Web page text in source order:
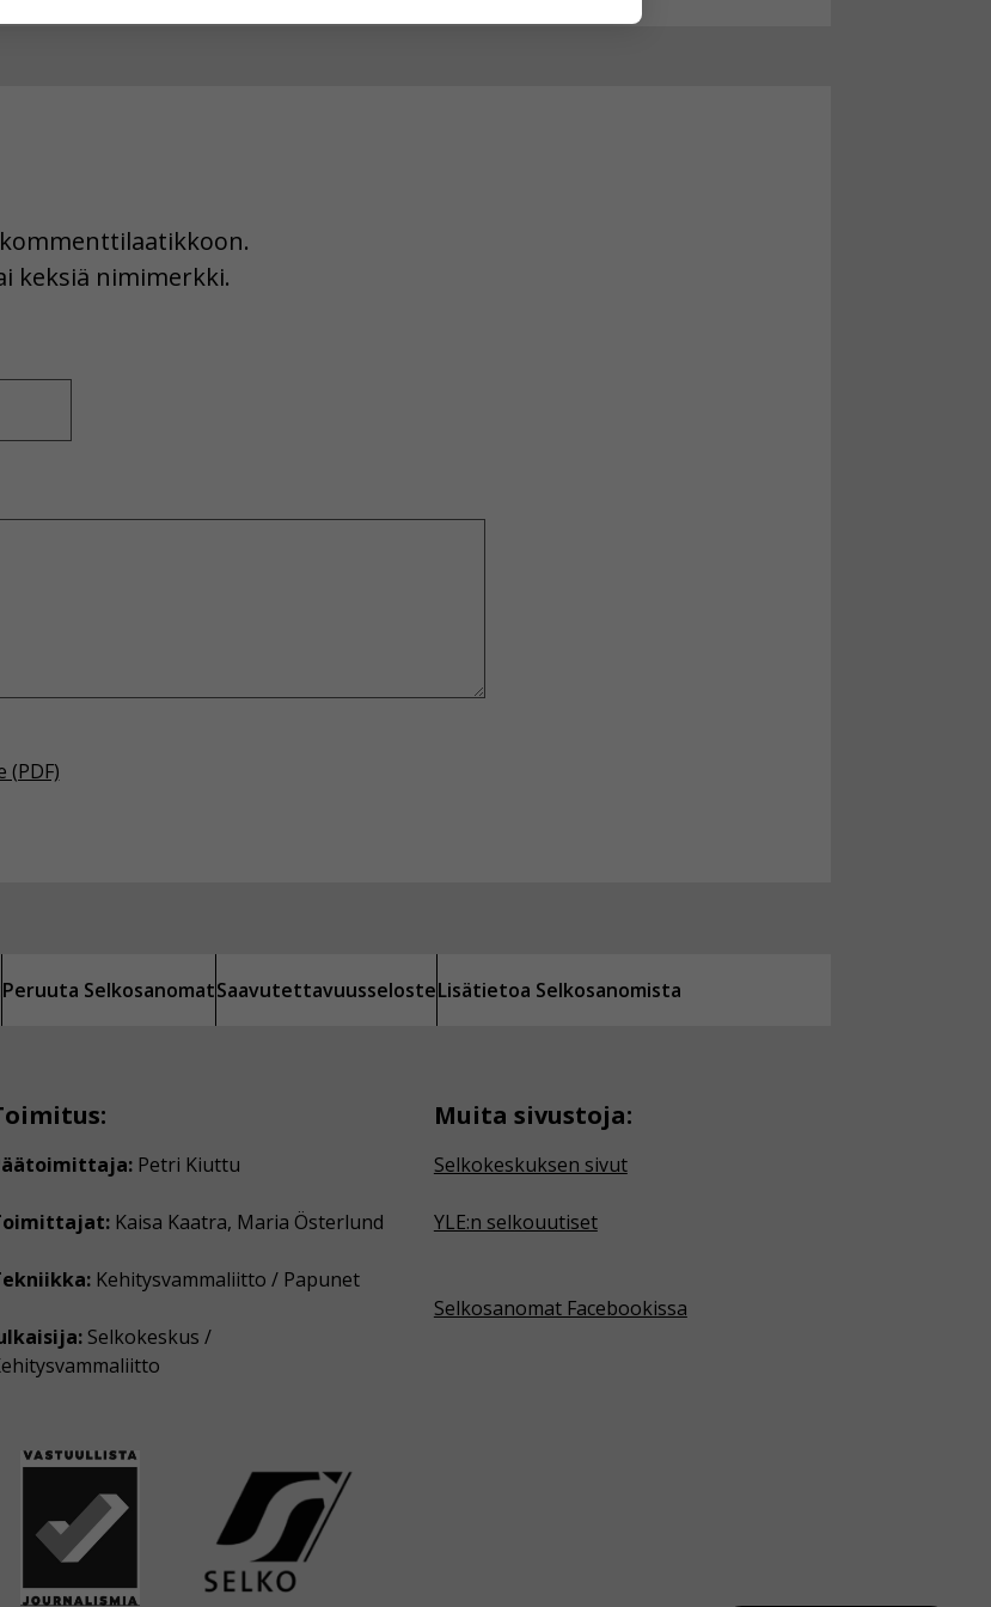
keksiä nimimerkki.
(PDF)
Peruuta SelkosanomatSaavutettavuusselosteLisätietoa Selkosanomista
Petri Kiuttu
Kaisa Kaatra, Maria Österlund
Kehitysvammaliitto / Papunet
Selkokeskus /
Muita sivustoja:
Selkokeskuksen sivut
YLE:n selkouutiset
Selkosanomat Facebookissa